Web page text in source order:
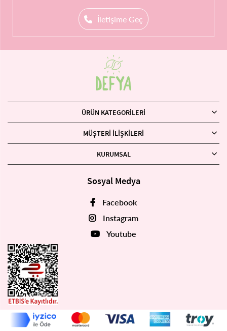
İletişime Geç
ÜRÜN KATEGORILERI
MÜŞTERI İLIŞKILERI
KURUMSAL
Sosyal Medya
Facebook
Instagram
Youtube